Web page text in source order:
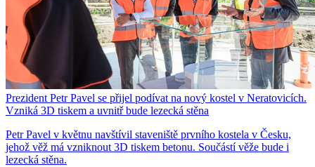
Prezident Petr Pavel se přijel podívat na nový kostel v Neratovicích.
Vzniká 3D tiskem a uvnitř bude lezecká stěna
Petr Pavel v květnu navštívil staveniště prvního kostela v Česku,
jehož věž má vzniknout 3D tiskem betonu. Součástí věže bude i
lezecká stěna.